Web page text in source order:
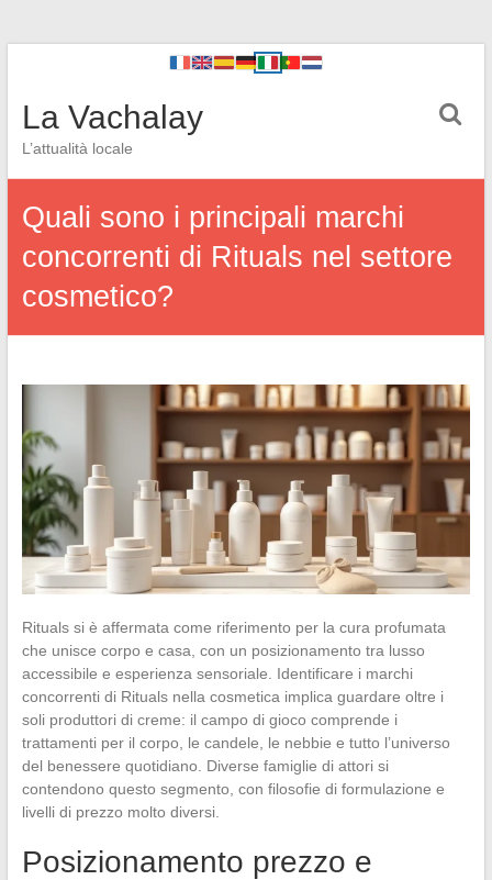
La Vachalay
L’attualità locale
Quali sono i principali marchi
concorrenti di Rituals nel settore
cosmetico?
Rituals si è affermata come riferimento per la cura profumata
che unisce corpo e casa, con un posizionamento tra lusso
accessibile e esperienza sensoriale. Identificare i marchi
concorrenti di Rituals nella cosmetica implica guardare oltre i
soli produttori di creme: il campo di gioco comprende i
trattamenti per il corpo, le candele, le nebbie e tutto l’universo
del benessere quotidiano. Diverse famiglie di attori si
contendono questo segmento, con filosofie di formulazione e
livelli di prezzo molto diversi.
Posizionamento prezzo e